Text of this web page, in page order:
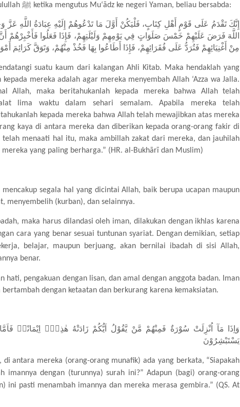
ﷺ ketika mengutus Mu‘ādz ke negeri Yaman, beliau bersabda:
إِنَّكَ تَقْدَمُ عَلَى قَوْمٍ أَهْلِ كِتَابٍ، فَلْيَكُنْ أَوَّلَ مَا تَدْعُوهُمْ إِلَيْهِ عِبَادَةُ اللَّهِ عَزَّ
اللَّهَ فَرَضَ عَلَيْهِمْ خَمْسَ صَلَوَاتٍ فِي يَوْمِهِمْ وَلَيْلَتِهِمْ، فَإِذَا فَعَلُوا
مِنْ أَغْنِيَائِهِمْ فَتُرَدُّ عَلَى فُقَرَائِهِمْ، فَإِذَا أَطَاعُوا بِهَا فَخُذْ مِنْهُمْ، وَتَوَقَّ كَرَائِمَ
suatu kaum dari kalangan Ahli Kitab. Maka hendaklah yang
mereka adalah agar mereka menyembah Allah ‘Azza wa Jalla.
Allah, maka beritahukanlah kepada mereka bahwa Allah telah
lima waktu dalam sehari semalam. Apabila mereka telah
kepada mereka bahwa Allah telah mewajibkan atas mereka
kaya di antara mereka dan diberikan kepada orang-orang fakir di
menaati hal itu, maka ambillah zakat dari mereka, dan jauhilah
yang paling berharga.” (HR. al-Bukhārī dan Muslim)
mencakup segala hal yang dicintai Allah, baik berupa ucapan maupun
menyembelih (kurban), dan selainnya.
maka harus dilandasi oleh iman, dilakukan dengan ikhlas karena
cara yang benar sesuai tuntunan syariat. Dengan demikian, setiap
belajar, maupun berjuang, akan bernilai ibadah di sisi Allah,
benar.
hati, pengakuan dengan lisan, dan amal dengan anggota badan.
Iman
dengan ketaatan dan berkurang karena kemaksiatan.
وَاِذَا مَآ اُنْزِلَتْ سُوْرَةٌ فَمِنْهُمْ مَّنْ يَّقُوْلُ اَيُّكُمْ زَادَتْهُ هٰذِهٖٓ اِيْمَانًاۚ فَاَمَّا
يَسْتَبْشِرُوْنَ
di antara mereka (orang-orang munafik) ada yang berkata, “Siapakah
imannya dengan (turunnya) surah ini?” Adapun (bagi) orang-orang
ini pasti menambah imannya dan mereka merasa gembira.” (QS. At